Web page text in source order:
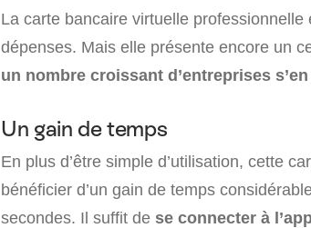
La carte bancaire virtuelle
dépenses. Mais elle présente encore un
un nombre croissant d’entreprises
Un gain de temps
En plus d’être simple d’utilisation, cette
bénéficier d’un gain de temps
secondes. Il suffit de se connecter à